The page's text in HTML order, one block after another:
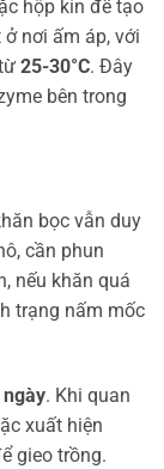
hộp kín để tạo
nơi ấm áp, với
25-30°C. Đây
bên trong
bọc vẫn duy
cần phun
nếu khăn quá
trạng nấm mốc
. Khi quan
xuất hiện
gieo trồng.